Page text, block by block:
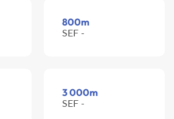
800m
SEF -
3 000m
SEF -